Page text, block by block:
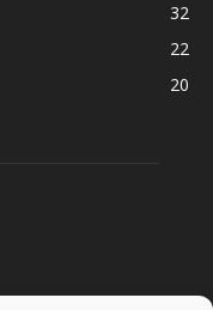
32
22
20